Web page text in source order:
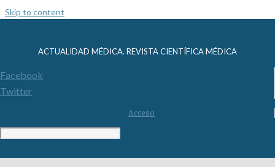
Skip to content
ACTUALIDAD MÉDICA. REVISTA CIENTÍFICA MÉDICA
Facebook
Twitter
Acceso